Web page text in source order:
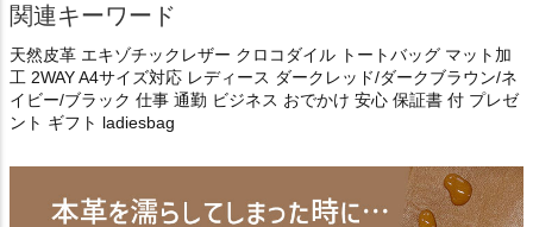
関連キーワード
天然皮革 エキゾチックレザー クロコダイル トートバッグ マット加
工 2WAY A4サイズ対応 レディース ダークレッド/ダークブラウン/ネ
イビー/ブラック 仕事 通勤 ビジネス おでかけ 安心 保証書 付 プレゼ
ント ギフト ladiesbag